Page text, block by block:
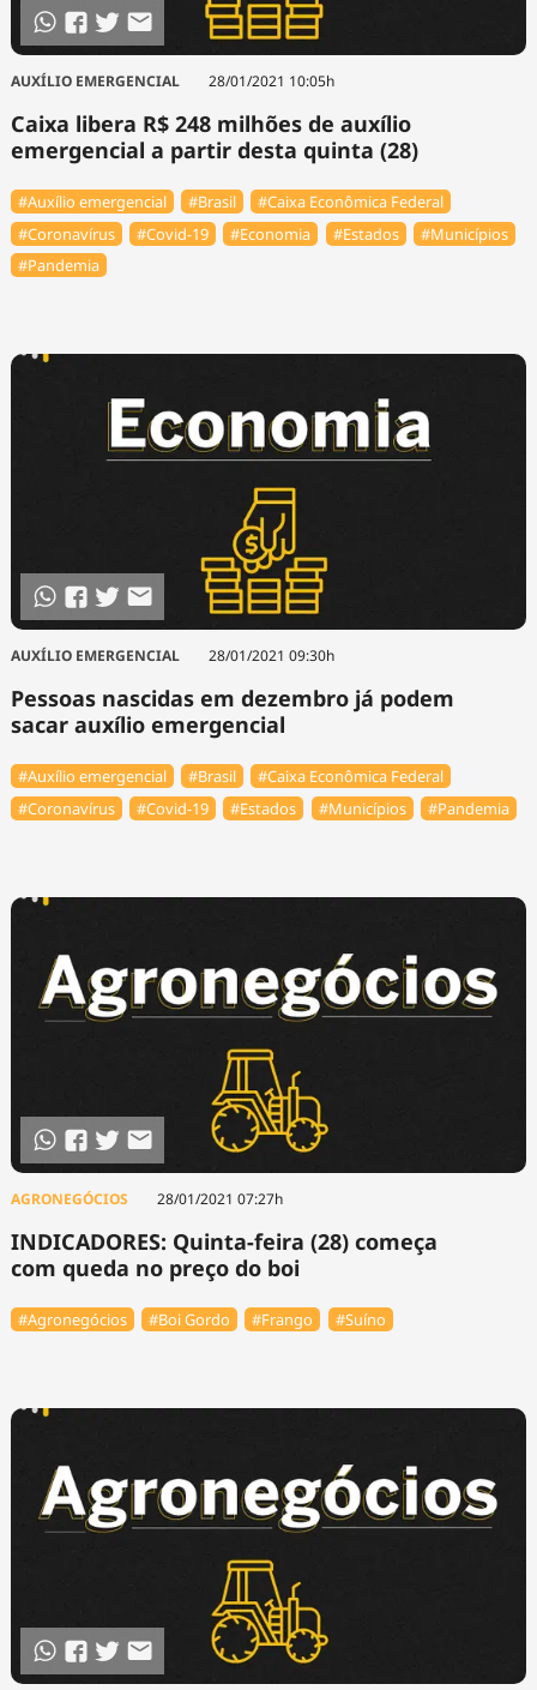
AUXÍLIO EMERGENCIAL 28/01/2021 10:05h
Caixa libera R$ 248 milhões de auxílio
emergencial a partir desta quinta (28)
#Auxílio emergencial #Brasil
#Caixa Econômica Federal
#Coronavírus
#Covid-19 #Economia #Estados
#Municípios
#Pandemia
AUXÍLIO EMERGENCIAL 28/01/2021 09:30h
Pessoas nascidas em dezembro já podem
sacar auxílio emergencial
#Auxílio emergencial #Brasil
#Caixa Econômica Federal
#Coronavírus
#Covid-19 #Estados #Municípios #Pandemia
AGRONEGÓCIOS 28/01/2021 07:27h
INDICADORES: Quinta-feira (28) começa
com queda no preço do boi
#Agronegócios #Boi Gordo #Frango #Suíno